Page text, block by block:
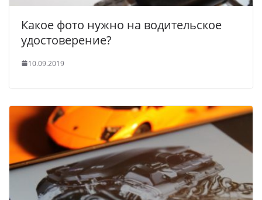
Какое фото нужно на водительское
удостоверение?
10.09.2019